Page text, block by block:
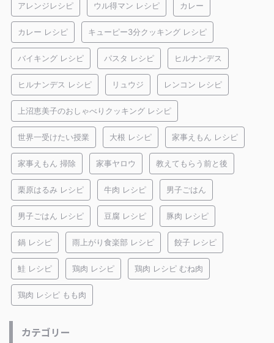
アレンジレシピ ウル得マン レシピ カレー
カレー レシピ キューピー3分クッキング レシピ
バイキング レシピ パスタ レシピ ヒルナンデス
ヒルナンデス レシピ リュウジ レンコン レシピ
上沼恵美子のおしゃべりクッキング レシピ
世界一受けたい授業 大根 レシピ 家事えもん レシピ
家事えもん 掃除 家事ヤロウ 教えてもらう前と後
栗原はるみ レシピ 牛肉 レシピ 男子ごはん
男子ごはん レシピ 豆腐 レシピ 豚肉 レシピ
鍋 レシピ 雨上がり食楽部 レシピ 餃子 レシピ
鮭 レシピ 鶏肉 レシピ 鶏肉 レシピ むね肉
鶏肉 レシピ もも肉
カテゴリー